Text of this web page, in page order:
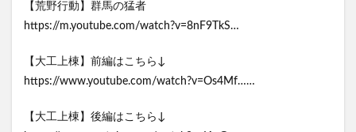
【荒野行動】群馬の猛者
https://m.youtube.com/watch?v=8nF9TkS…
【大工上棟】前編はこちら↓
https://www.youtube.com/watch?v=Os4Mf……
【大工上棟】後編はこちら↓